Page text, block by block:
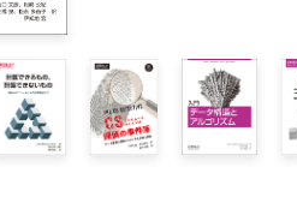
ゲーム（Number Guessing）（別
ラム発見（Anagram Detection）
入った現金（Cash Envelopes）
嫉妬深い夫（Two Jealous Husbands）